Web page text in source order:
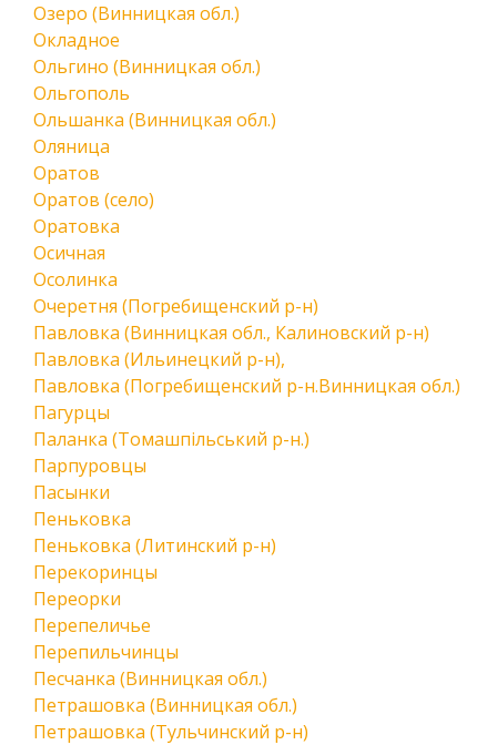
Озеро (Винницкая обл.)
Окладное
Ольгино (Винницкая обл.)
Ольгополь
Ольшанка (Винницкая обл.)
Оляница
Оратов
Оратов (село)
Оратовка
Осичная
Осолинка
Очеретня (Погребищенский р-н)
Павловка (Винницкая обл., Калиновский р-н)
Павловка (Ильинецкий р-н),
Павловка (Погребищенский р-н.Винницкая обл.)
Пагурцы
Паланка (Томашпільський р-н.)
Парпуровцы
Пасынки
Пеньковка
Пеньковка (Литинский р-н)
Перекоринцы
Переорки
Перепеличье
Перепильчинцы
Песчанка (Винницкая обл.)
Петрашовка (Винницкая обл.)
Петрашовка (Тульчинский р-н)